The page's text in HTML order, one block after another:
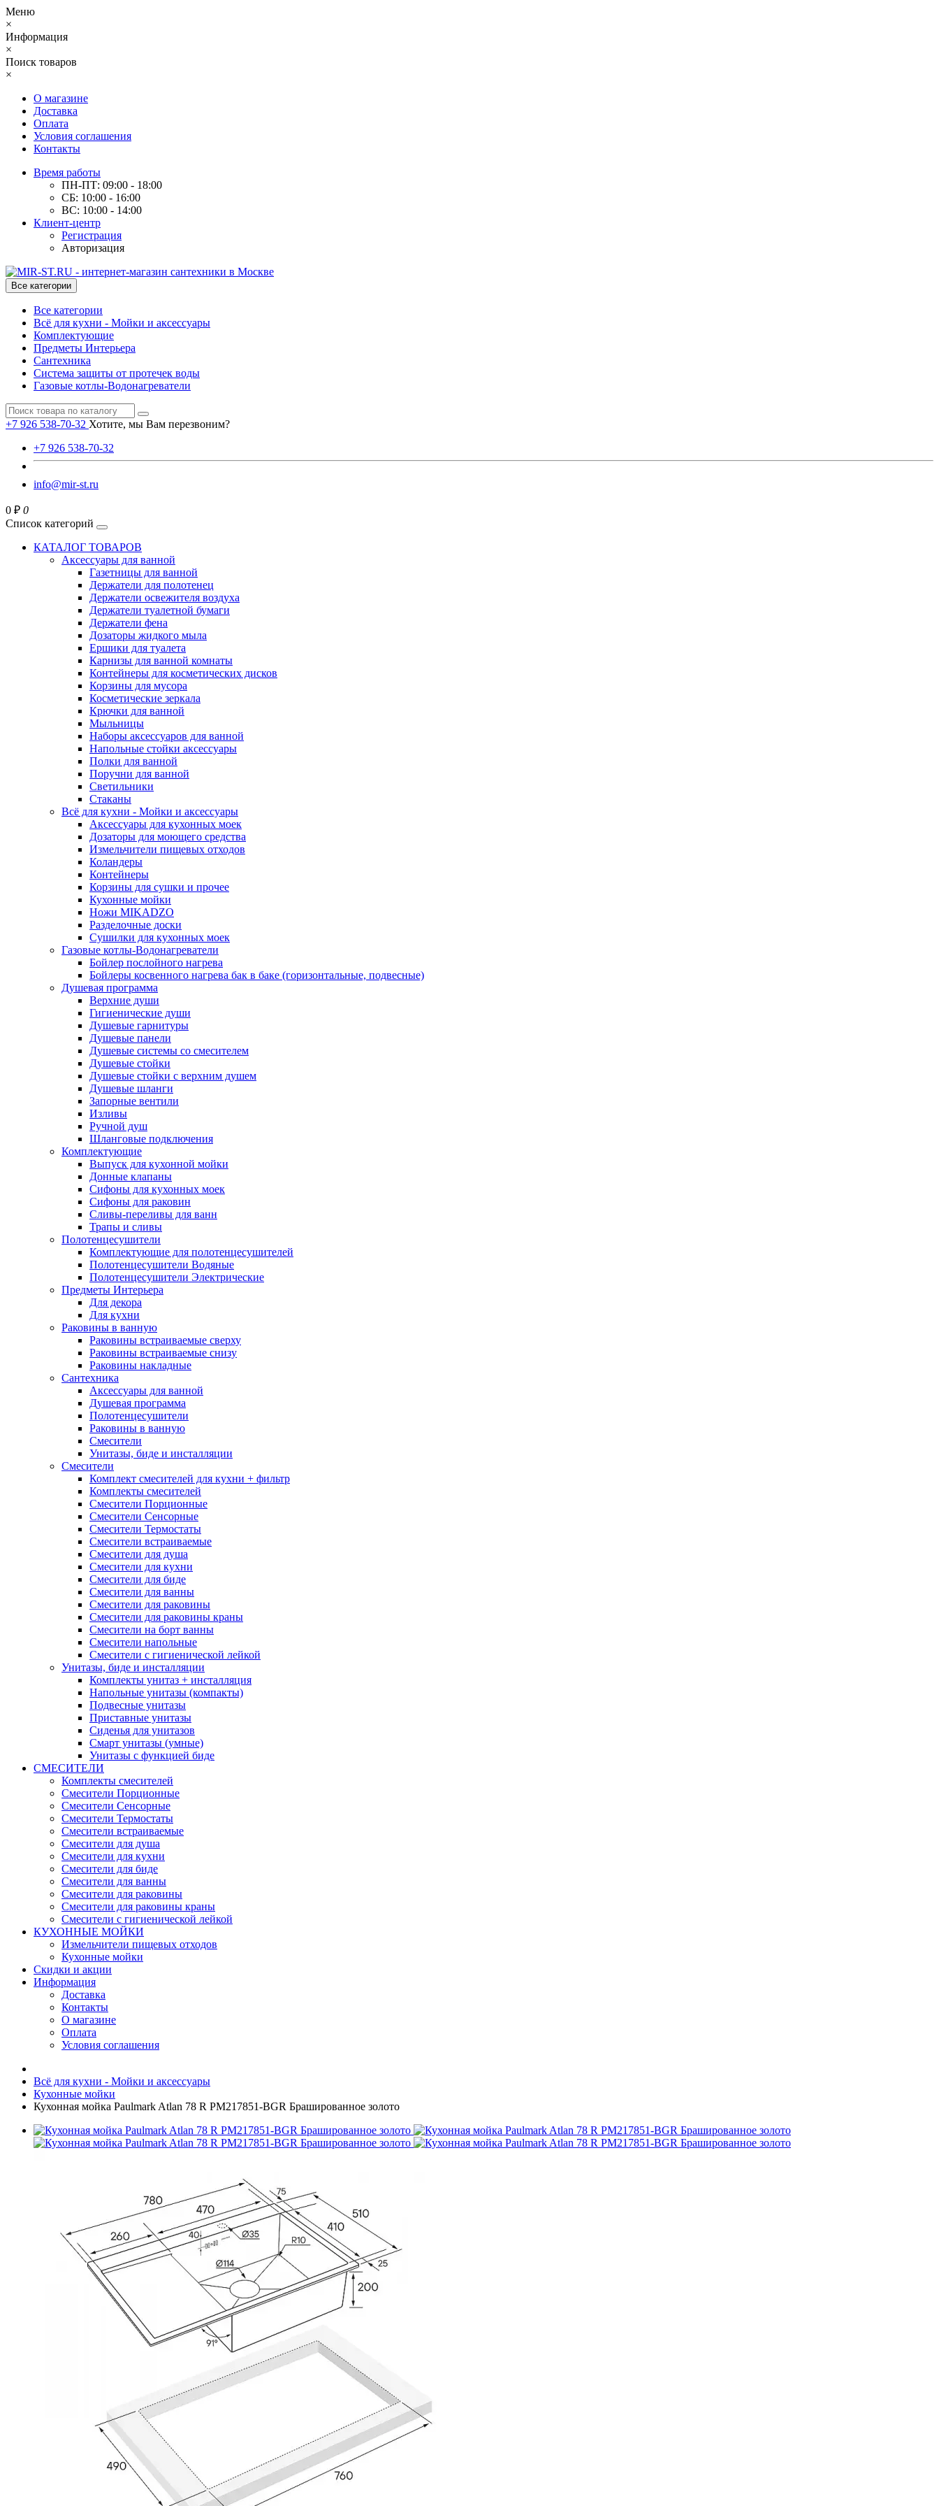
Меню
×
Информация
×
Поиск товаров
×
О магазине
Доставка
Оплата
Условия соглашения
Контакты
Время работы
ПН-ПТ: 09:00 - 18:00
СБ: 10:00 - 16:00
ВС: 10:00 - 14:00
Клиент-центр
Регистрация
Авторизация
Все категории
Все категории
Всё для кухни - Мойки и аксессуары
Комплектующие
Предметы Интерьера
Сантехника
Система защиты от протечек воды
Газовые котлы-Водонагреватели
+7 926 538-70-32 Хотите, мы Вам перезвоним?
+7 926 538-70-32
info@mir-st.ru
0 ₽ 0
Список категорий
КАТАЛОГ ТОВАРОВ
Аксессуары для ванной
Газетницы для ванной
Держатели для полотенец
Держатели освежителя воздуха
Держатели туалетной бумаги
Держатели фена
Дозаторы жидкого мыла
Ершики для туалета
Карнизы для ванной комнаты
Контейнеры для косметических дисков
Корзины для мусора
Косметические зеркала
Крючки для ванной
Мыльницы
Наборы аксессуаров для ванной
Напольные стойки аксессуары
Полки для ванной
Поручни для ванной
Светильники
Стаканы
Всё для кухни - Мойки и аксессуары
Аксессуары для кухонных моек
Дозаторы для моющего средства
Измельчители пищевых отходов
Коландеры
Контейнеры
Корзины для сушки и прочее
Кухонные мойки
Ножи MIKADZO
Разделочные доски
Сушилки для кухонных моек
Газовые котлы-Водонагреватели
Бойлер послойного нагрева
Бойлеры косвенного нагрева бак в баке (горизонтальные, подвесные)
Душевая программа
Верхние души
Гигиенические души
Душевые гарнитуры
Душевые панели
Душевые системы со смесителем
Душевые стойки
Душевые стойки с верхним душем
Душевые шланги
Запорные вентили
Изливы
Ручной душ
Шланговые подключения
Комплектующие
Выпуск для кухонной мойки
Донные клапаны
Сифоны для кухонных моек
Сифоны для раковин
Сливы-переливы для ванн
Трапы и сливы
Полотенцесушители
Комплектующие для полотенцесушителей
Полотенцесушители Водяные
Полотенцесушители Электрические
Предметы Интерьера
Для декора
Для кухни
Раковины в ванную
Раковины встраиваемые сверху
Раковины встраиваемые снизу
Раковины накладные
Сантехника
Аксессуары для ванной
Душевая программа
Полотенцесушители
Раковины в ванную
Смесители
Унитазы, биде и инсталляции
Смесители
Комплект смесителей для кухни + фильтр
Комплекты смесителей
Смесители Порционные
Смесители Сенсорные
Смесители Термостаты
Смесители встраиваемые
Смесители для душа
Смесители для кухни
Смесители для биде
Смесители для ванны
Смесители для раковины
Смесители для раковины краны
Смесители на борт ванны
Смесители напольные
Смесители с гигиенической лейкой
Унитазы, биде и инсталляции
Комплекты унитаз + инсталляция
Напольные унитазы (компакты)
Подвесные унитазы
Приставные унитазы
Сиденья для унитазов
Смарт унитазы (умные)
Унитазы с функцией биде
СМЕСИТЕЛИ
Комплекты смесителей
Смесители Порционные
Смесители Сенсорные
Смесители Термостаты
Смесители встраиваемые
Смесители для душа
Смесители для кухни
Смесители для биде
Смесители для ванны
Смесители для раковины
Смесители для раковины краны
Смесители с гигиенической лейкой
КУХОННЫЕ МОЙКИ
Измельчители пищевых отходов
Кухонные мойки
Скидки и акции
Информация
Доставка
Контакты
О магазине
Оплата
Условия соглашения
Всё для кухни - Мойки и аксессуары
Кухонные мойки
Кухонная мойка Paulmark Atlan 78 R PM217851-BGR Брашированное золото